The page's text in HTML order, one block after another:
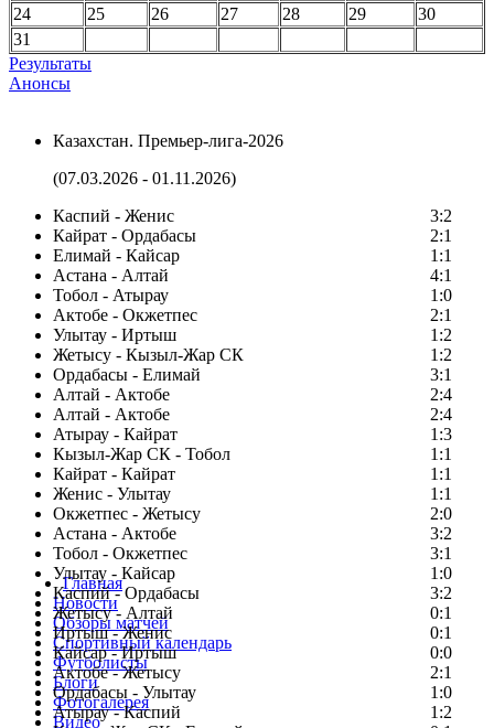
24
25 26 27 28 29
30
31
Результаты
Анонсы
Казахстан. Премьер-лига-2026
(07.03.2026 - 01.11.2026)
Каспий - Женис
3:2
Кайрат - Ордабасы
2:1
Елимай - Кайсар
1:1
Астана - Алтай
4:1
Тобол - Атырау
1:0
Актобе - Окжетпес
2:1
Улытау - Иртыш
1:2
Жетысу - Кызыл-Жар СК
1:2
Ордабасы - Елимай
3:1
Алтай - Актобе
2:4
Алтай - Актобе
2:4
Атырау - Кайрат
1:3
Кызыл-Жар СК - Тобол
1:1
Кайрат - Кайрат
1:1
Женис - Улытау
1:1
Окжетпес - Жетысу
2:0
Астана - Актобе
3:2
Тобол - Окжетпес
3:1
Улытау - Кайсар
1:0
Каспий - Ордабасы
3:2
Жетысу - Алтай
0:1
Иртыш - Женис
0:1
Кайсар - Иртыш
0:0
Актобе - Жетысу
2:1
Ордабасы - Улытау
1:0
Атырау - Каспий
1:2
Главная
Новости
Обзоры матчей
Спортивный календарь
Футболисты
Блоги
Фотогалерея
Видео